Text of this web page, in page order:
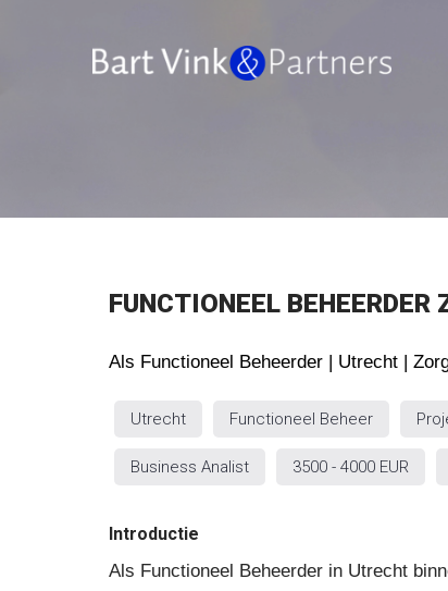
FUNCTIONEEL BEHEERDER
Als Functioneel Beheerder | Utrecht |
Utrecht Functioneel Beheer
Business Analist 3500 - 4000 EUR
Introductie
Als Functioneel Beheerder in Utrecht